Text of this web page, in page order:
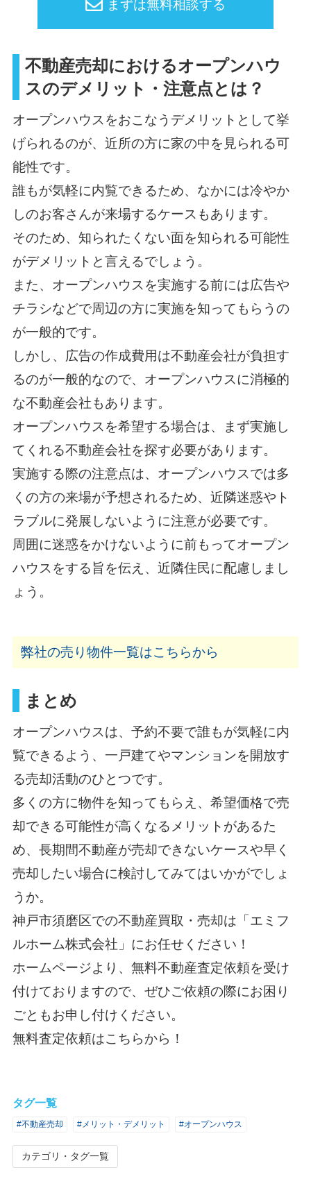
まずは無料相談する
不動産売却におけるオープンハウ
スのデメリット・注意点とは？
オープンハウスをおこなうデメリットとして挙
げられるのが、近所の方に家の中を見られる可
能性です。
誰もが気軽に内覧できるため、なかには冷やか
しのお客さんが来場するケースもあります。
そのため、知られたくない面を知られる可能性
がデメリットと言えるでしょう。
また、オープンハウスを実施する前には広告や
チラシなどで周辺の方に実施を知ってもらうの
が一般的です。
しかし、広告の作成費用は不動産会社が負担す
るのが一般的なので、オープンハウスに消極的
な不動産会社もあります。
オープンハウスを希望する場合は、まず実施し
てくれる不動産会社を探す必要があります。
実施する際の注意点は、オープンハウスでは多
くの方の来場が予想されるため、近隣迷惑やト
ラブルに発展しないように注意が必要です。
周囲に迷惑をかけないように前もってオープン
ハウスをする旨を伝え、近隣住民に配慮しまし
ょう。
弊社の売り物件一覧はこちらから
まとめ
オープンハウスは、予約不要で誰もが気軽に内
覧できるよう、一戸建てやマンションを開放す
る売却活動のひとつです。
多くの方に物件を知ってもらえ、希望価格で売
却できる可能性が高くなるメリットがあるた
め、長期間不動産が売却できないケースや早く
売却したい場合に検討してみてはいかがでしょ
うか。
神戸市須磨区での不動産買取・売却は「エミフ
ルホーム株式会社 」にお任せください！
ホームページより、無料不動産査定依頼を受け
付けておりますので、ぜひご依頼の際にお困り
ごともお申し付けください。
無料査定依頼はこちらから！
タグ一覧
#不動産売却 #メリット・デメリット #オープンハウス
カテゴリ・タグ一覧